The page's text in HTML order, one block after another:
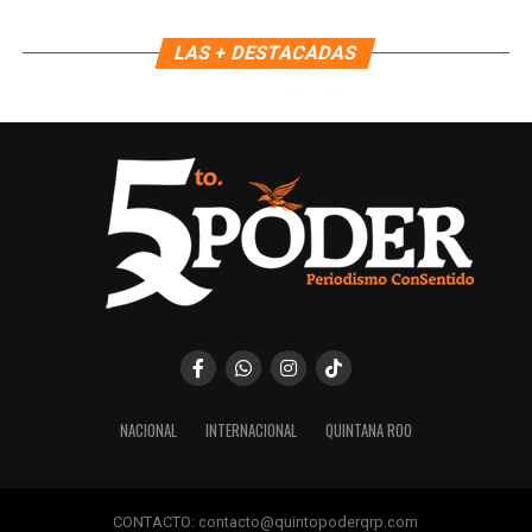
Únete al canal oficial de WhatsApp de
Quinto Poder
y recibe las noticias más
importantes de Quintana Roo directamente
en tu teléfono.
Unirme al canal de WhatsApp
LAS + DESTACADAS
NACIONAL INTERNACIONAL QUINTANA ROO
CONTACTO: contacto@quintopoderqrp.com